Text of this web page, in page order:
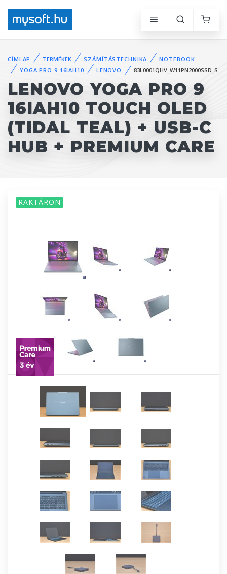
CÍMLAP TERMÉKEK SZÁMÍTÁSTECHNIKA
NOTEBOOK
YOGA PRO 9 16IAH10
LENOVO 83L0001QHV_W11PN2000SSD_S
LENOVO YOGA PRO 9
16IAH10 TOUCH OLED
(TIDAL TEAL) + USB-C
HUB + PREMIUM CARE
RAKTÁRON